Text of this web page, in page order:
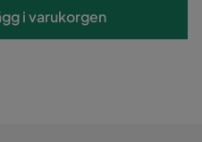
i varukorgen